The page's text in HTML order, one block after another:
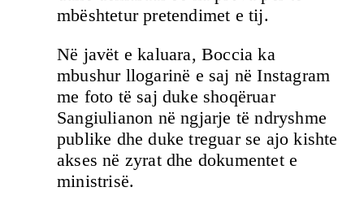
mbështetur pretendimet e tij.
Në javët e kaluara, Boccia ka
mbushur llogarinë e saj në Instagram
me foto të saj duke shoqëruar
Sangiulianon në ngjarje të ndryshme
publike dhe duke treguar se ajo kishte
akses në zyrat dhe dokumentet e
ministrisë.